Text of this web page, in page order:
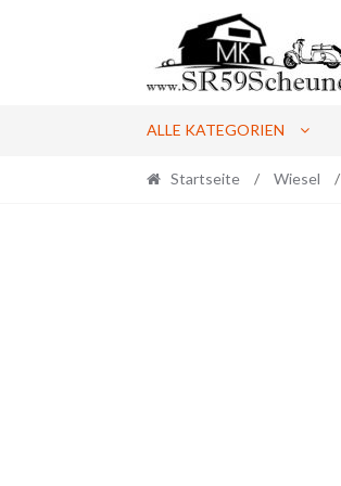
navigation
content
ALLE KATEGORIEN
Startseite / Wiesel /